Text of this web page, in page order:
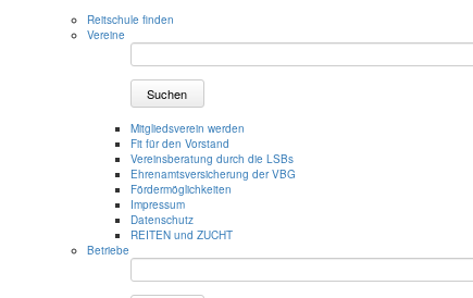
Reitschule finden
Vereine
Suchen
Mitgliedsverein werden
Fit für den Vorstand
Vereinsberatung durch die LSBs
Ehrenamtsversicherung der VBG
Fördermöglichkeiten
Impressum
Datenschutz
REITEN und ZUCHT
Betriebe